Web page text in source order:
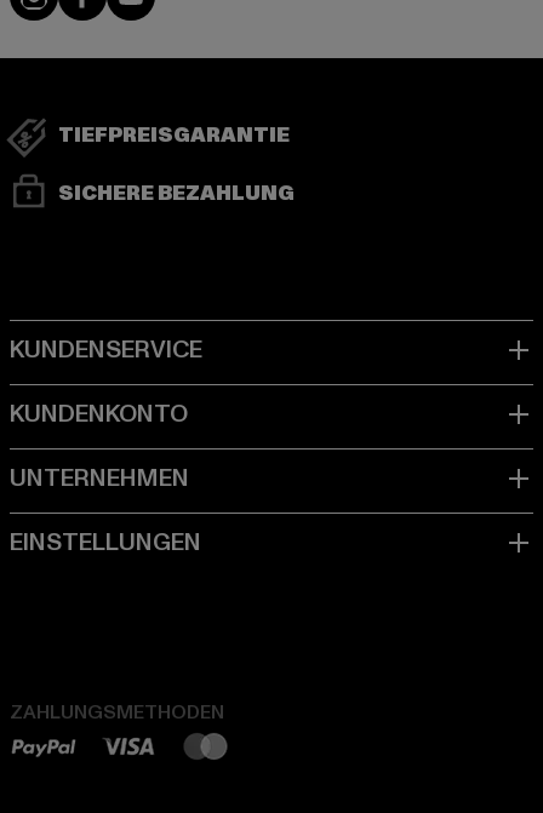
TIEFPREISGARANTIE
SICHERE BEZAHLUNG
ZAHLUNGSMETHODEN